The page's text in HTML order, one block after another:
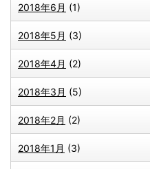
2018年6月 (1)
2018年5月 (3)
2018年4月 (2)
2018年3月 (5)
2018年2月 (2)
2018年1月 (3)